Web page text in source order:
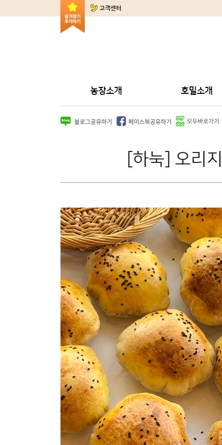
고객센터
농장소개 호밀소개
[하눅] 오리